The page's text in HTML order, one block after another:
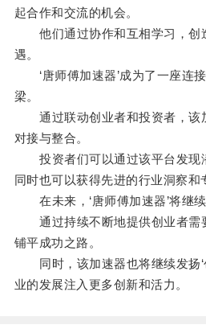
起合作和交流的机会。
他们通过协作和互相学习，创
遇。
‘唐师傅加速器’成为了一座连
梁。
通过联动创业者和投资者，该
对接与整合。
投资者们可以通过该平台发现
同时也可以获得先进的行业洞察和
在未来，‘唐师傅加速器’将继续
通过持续不断地提供创业者需
铺平成功之路。
同时，该加速器也将继续发扬‘
业的发展注入更多创新和活力。